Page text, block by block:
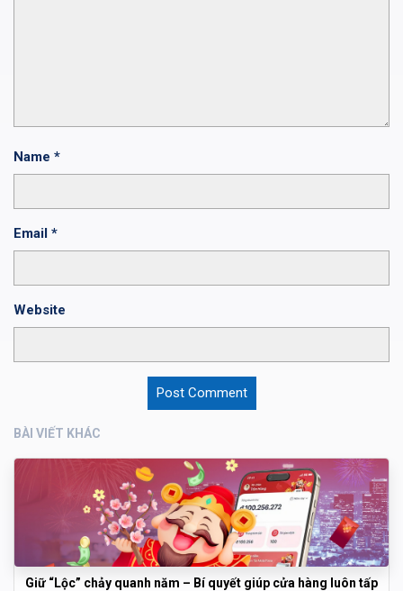
Name *
Email *
Website
BÀI VIẾT KHÁC
Giữ “Lộc” chảy quanh năm – Bí quyết giúp cửa hàng luôn tấp